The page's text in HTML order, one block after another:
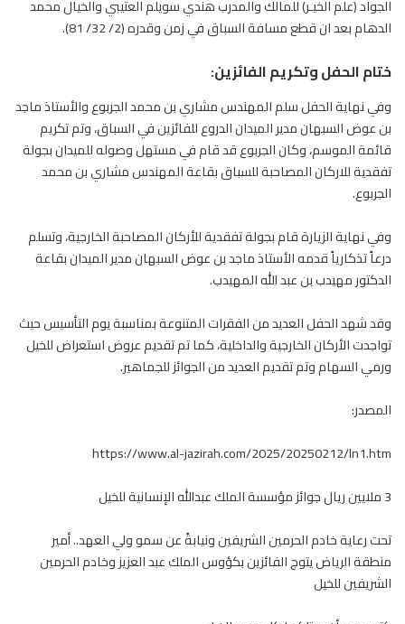
الجواد (علم الخيـر) للمالك والمدرب هندي سويلم العتيبي والخيال محمد
الدهام بعد ان قطع مسافةالسباقفي زمن وقدره (2/ 32/ 81).
ختام الحفل وتكريم الفائزين:
وفي نهاية الحفل سلم المهندس مشاري بن محمد الجربوع والأستاذ ماجد
بن عوض السبهان مدير الميدان الدروع للفائزين في السباق، وتم تكريم
قائمة الموسم، وكان الجربوع قد قام في مستهل وصوله للميدان بجولة
تفقدية للاركان المصاحبةللسباقبقاعة المهندس مشاري بن محمد
الجربوع.
وفي نهاية الزيارة قام بجولة تفقدية للأركان المصاحبة الخارجية، وتسلم
درعاً تذكارياً قدمه الأستاذ ماجد بن عوض السبهان مدير الميدان بقاعة
الدكتور مهيدب بن عبد الله المهيدب.
وقد شهد الحفل العديد من الفقرات المتنوعة بمناسبة يوم التأسيس حيث
تواجدت الأركان الخارجية والداخلية، كما تم تقديم عروض استعراضللخيل
ورمي السهام وتم تقديم العديد من الجوائز للجماهير.
المصدر:
https://www.al-jazirah.com/2025/20250212/ln1.htm
3 ملايين ريال جوائز مؤسسة الملك عبدالله الإنسانية للخيل
تحت رعاية خادم الحرمين الشريفين ونيابةً عن سمو ولي العهد.. أمير
منطقة الرياض يتوج الفائزين بكؤوس الملك عبد العزيز وخادم الحرمين
الشريفين للخيل